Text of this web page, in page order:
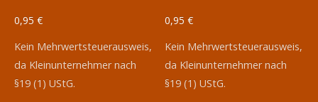
0,95 €
Kein Mehrwertsteuerausweis,
da Kleinunternehmer nach
§19 (1) UStG.
0,95€
Kein Mehrwertsteuerausweis,
da Kleinunternehmer nach
§19 (1) UStG.